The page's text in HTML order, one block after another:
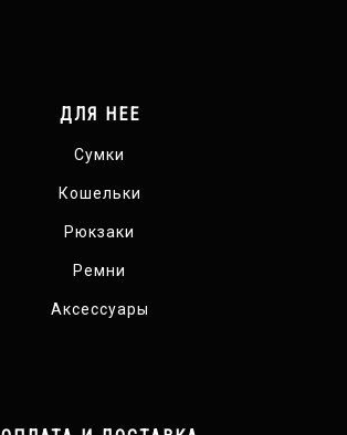
ДЛЯ НЕЕ
Сумки
Кошельки
Рюкзаки
Ремни
Аксессуары